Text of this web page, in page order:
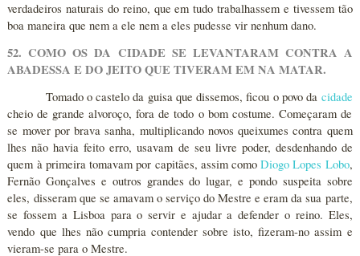
verdadeiros naturais do reino, que em tudo trabalhassem e tivessem tão
boa maneira que nem a ele nem a eles pudesse vir nenhum dano.
52. COMO OS DA CIDADE SE LEVANTARAM CONTRA A
ABADESSA E DO JEITO QUE TIVERAM EM NA MATAR.
Tomado o castelo da guisa que dissemos, ficou o povo da cidade
cheio de grande alvoroço, fora de todo o bom costume. Começaram de
se mover por brava sanha, multiplicando novos queixumes contra quem
lhes não havia feito erro, usavam de seu livre poder, desdenhando de
quem à primeira tomavam por capitães, assim comoDiogo Lopes Lobo,
Fernão Gonçalves e outros grandes do lugar, e pondo suspeita sobre
eles, disseram que se amavam o serviço do Mestre e eram da sua parte,
se fossem a Lisboa para o servir e ajudar a defender o reino. Eles,
vendo que lhes não cumpria contender sobre isto, fizeram-no assim e
vieram-se para o Mestre.